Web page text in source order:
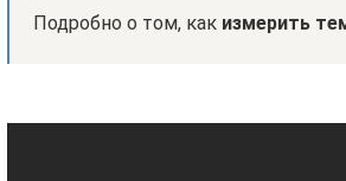
Подробно о том, как измерить